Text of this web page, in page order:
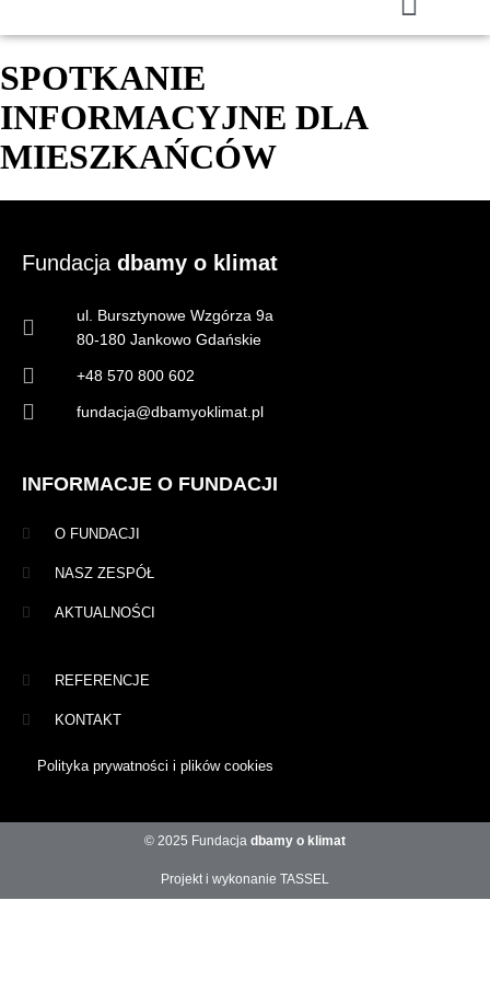
SPOTKANIE
INFORMACYJNE DLA
MIESZKAŃCÓW
Fundacja dbamy o klimat
ul. Bursztynowe Wzgórza 9a
80-180 Jankowo Gdańskie
+48 570 800 602
fundacja@dbamyoklimat.pl
INFORMACJE O FUNDACJI
O FUNDACJI
NASZ ZESPÓŁ
AKTUALNOŚCI
REFERENCJE
KONTAKT
Polityka prywatności i plików cookies
© 2025 Fundacja dbamy o klimat
Projekt i wykonanie TASSEL